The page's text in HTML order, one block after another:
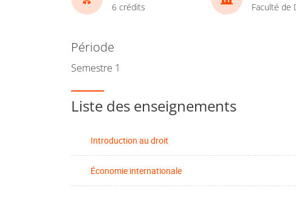
6 crédits Faculté de
Période
Semestre 1
Liste des enseignements
Introduction au droit
Économie internationale